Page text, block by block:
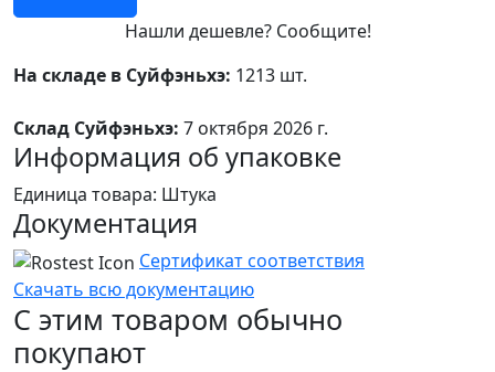
Нашли дешевле? Сообщите!
На складе в Суйфэньхэ: 1213 шт.
Склад Суйфэньхэ: 7 октября 2026 г.
Информация об упаковке
Единица товара: Штука
Документация
Сертификат соответствия
Скачать всю документацию
С этим товаром обычно
покупают